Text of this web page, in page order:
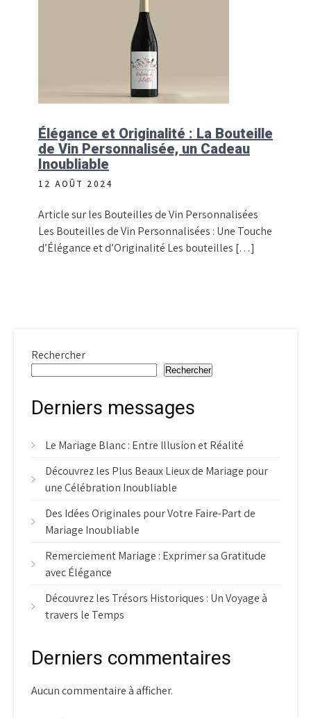
Élégance et Originalité : La Bouteille
de Vin Personnalisée, un Cadeau
Inoubliable
12 AOÛT 2024
Article sur les Bouteilles de Vin Personnalisées
Les Bouteilles de Vin Personnalisées : Une Touche
d’Élégance et d’Originalité Les bouteilles […]
Rechercher
Rechercher
Derniers messages
Le Mariage Blanc : Entre Illusion et Réalité
Découvrez les Plus Beaux Lieux de Mariage pour
une Célébration Inoubliable
Des Idées Originales pour Votre Faire-Part de
Mariage Inoubliable
Remerciement Mariage : Exprimer sa Gratitude
avec Élégance
Découvrez les Trésors Historiques : Un Voyage à
travers le Temps
Derniers commentaires
Aucun commentaire à afficher.